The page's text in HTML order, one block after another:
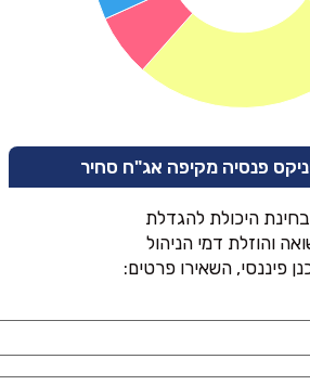
פנסיה מקיפה אג"ח סחיר
היכולת להגדלת
והוזלת דמי הניהול
פיננסי, השאירו פרטים: